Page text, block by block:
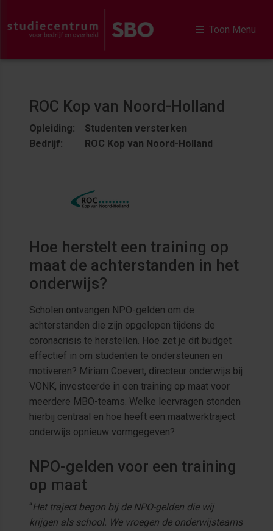
Toon Menu
ROC Kop van Noord-Holland
Opleiding: Studenten versterken
Bedrijf: ROC Kop van Noord-Holland
Hoe herstelt een training op
maat de achterstanden in het
onderwijs?
Scholen ontvangen NPO-gelden om de
achterstanden die zijn opgelopen tijdens de
coronacrisis te herstellen. Hoe zet je dit budget
effectief in om studenten te ondersteunen en
motiveren? Miriam Coevert, directeur onderwijs bij
VONK, investeerde in een training op maat voor
meerdere MBO-teams. Welke leervragen stonden
hierbij centraal en hoe heeft een maatwerktraject
onderwijs opnieuw vormgegeven?
NPO-gelden voor een training
op maat
“Het traject begon bij de NPO-gelden die wij
krijgen als school. We vroegen de onderwijsteams